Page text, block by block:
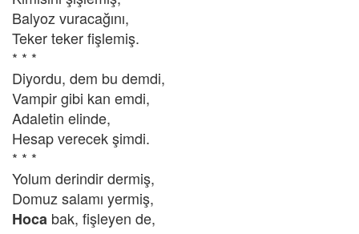
Balyoz vuracağını,
Teker teker fişlemiş.
* * *
Diyordu, dem bu demdi,
Vampir gibi kan emdi,
Adaletin elinde,
Hesap verecek şimdi.
* * *
Yolum derindir dermiş,
Domuz salamı yermiş,
Hoca bak, fişleyen de,